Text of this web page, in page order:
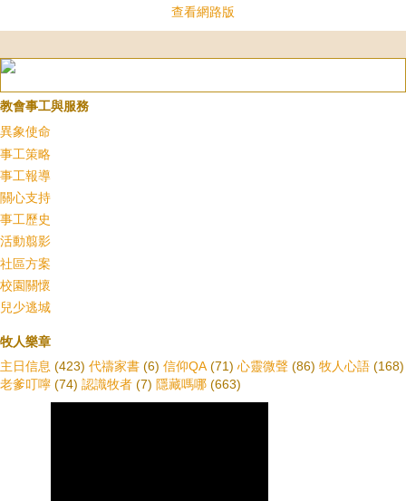
查看網路版
教會事工與服務
異象使命
事工策略
事工報導
關心支持
事工歷史
活動翦影
社區方案
校園關懷
兒少逃城
牧人樂章
主日信息 (423) 代禱家書 (6) 信仰QA (71) 心靈微聲 (86) 牧人心語 (168)
老爹叮嚀 (74) 認識牧者 (7) 隱藏嗎哪 (663)